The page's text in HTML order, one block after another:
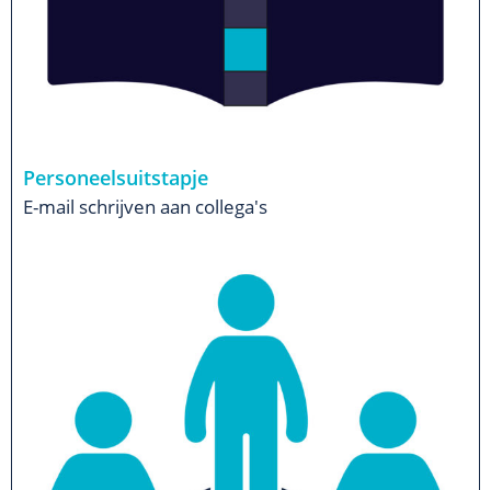
Personeelsuitstapje
E-mail schrijven aan collega's